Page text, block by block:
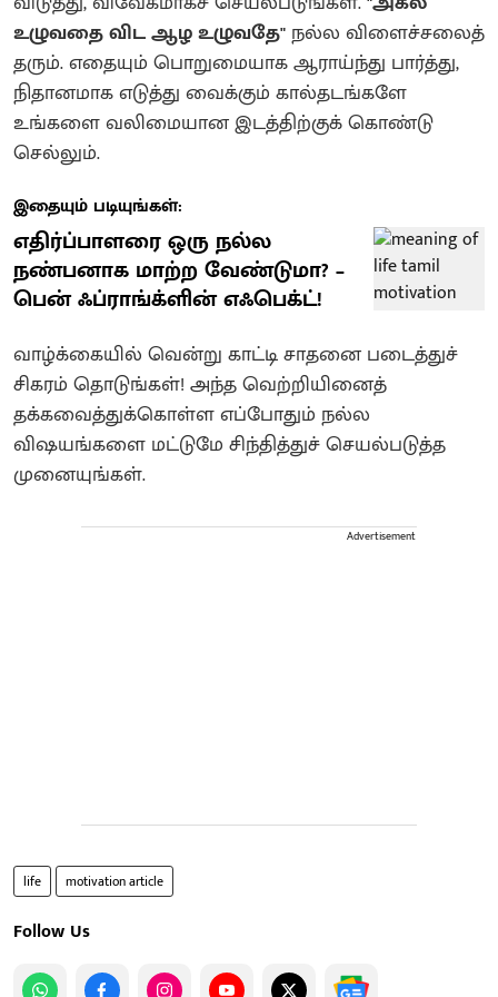
உழுவதை விட ஆழ உழுவதே"நல்ல விளைச்சலைத்
தரும். எதையும் பொறுமையாக ஆராய்ந்து பார்த்து,
நிதானமாக எடுத்து வைக்கும் கால்தடங்களே
உங்களை வலிமையான இடத்திற்குக் கொண்டு
செல்லும்.
இதையும் படியுங்கள்:
எதிர்ப்பாளரை ஒரு நல்ல
நண்பனாக மாற்ற வேண்டுமா? –
பென் ஃப்ராங்க்ளின் எஃபெக்ட்!
வாழ்க்கையில் வென்று காட்டி சாதனை படைத்துச்
சிகரம் தொடுங்கள்! அந்த வெற்றியினைத்
தக்கவைத்துக்கொள்ள எப்போதும் நல்ல
விஷயங்களை மட்டுமே சிந்தித்துச் செயல்படுத்த
முனையுங்கள்.
Advertisement
life motivation article
Follow Us